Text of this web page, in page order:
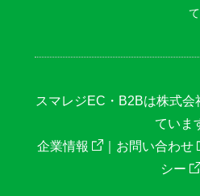
て
スマレジEC・B2Bは株式会
ていま
企業情報
｜ お問い合わせ
シー